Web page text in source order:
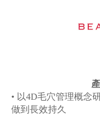
• 以4D毛穴管理概念
做到長效持久